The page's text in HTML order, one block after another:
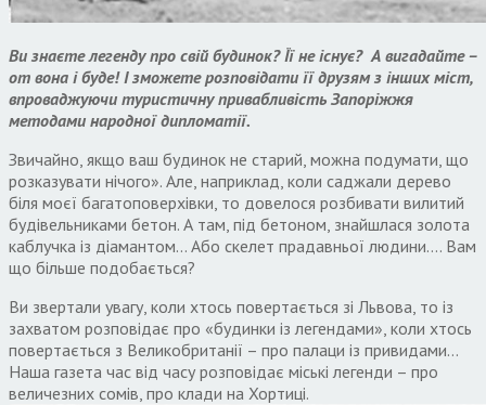
Ви знаєте легенду про свій будинок? Її не існує? А вигадайте –
от вона і буде! І зможете розповідати її друзям з інших міст,
впроваджуючи туристичну привабливість Запоріжжя
методами народної дипломатії.
Звичайно, якщо ваш будинок не старий, можна подумати, що
розказувати нічого». Але, наприклад, коли саджали дерево
біля моєї багатоповерхівки, то довелося розбивати вилитий
будівельниками бетон. А там, під бетоном, знайшлася золота
каблучка із діамантом… Або скелет прадавньої людини…. Вам
що більше подобається?
Ви звертали увагу, коли хтось повертається зі Львова, то із
захватом розповідає про «будинки із легендами», коли хтось
повертається з Великобританії – про палаци із привидами…
Наша газета час від часу розповідає міські легенди – про
величезних сомів, про клади на Хортиці.